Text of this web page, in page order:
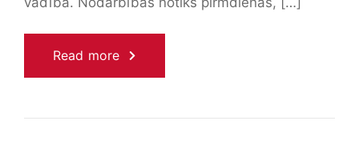
Read more